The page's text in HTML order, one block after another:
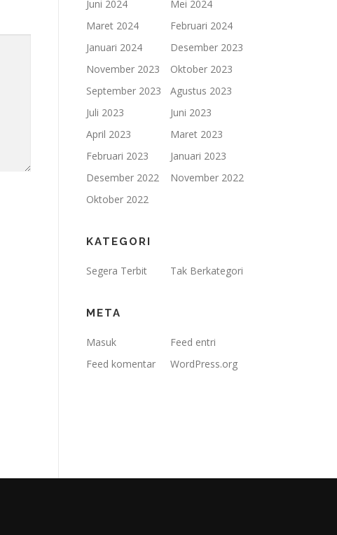
Juni 2024
Mei 2024
Maret 2024
Februari 2024
Januari 2024
Desember 2023
November 2023
Oktober 2023
September 2023
Agustus 2023
Juli 2023
Juni 2023
April 2023
Maret 2023
Februari 2023
Januari 2023
Desember 2022
November 2022
Oktober 2022
KATEGORI
Segera Terbit Tak Berkategori
META
Masuk
Feed entri
Feed komentar
WordPress.org